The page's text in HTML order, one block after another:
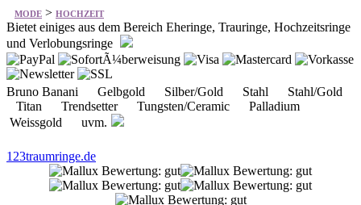
MODE > HOCHZEIT
Bietet einiges aus dem Bereich Eheringe, Trauringe, Hochzeitsringe
und Verlobungsringe
Bruno Banani Gelbgold Silber/Gold Stahl Stahl/Gold
Titan Trendsetter Tungsten/Ceramic Palladium
Weissgold uvm.
123traumringe.de